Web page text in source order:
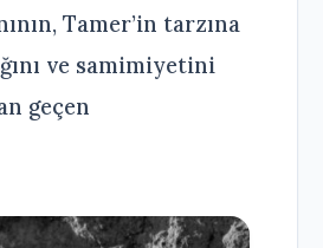
Tamer’in tarzına
ve samimiyetini
geçen